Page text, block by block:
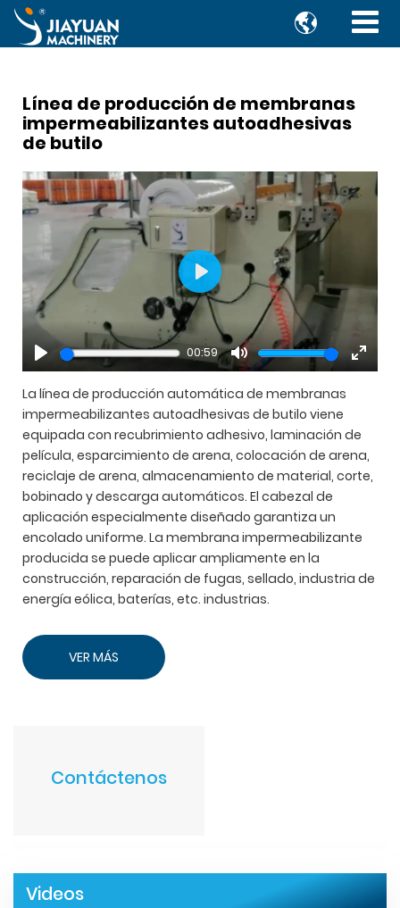

Línea de producción de membranas
impermeabilizantes autoadhesivas
de butilo
Play
00:59
Mute
Enter
Play
La línea de producción automática de membranas
impermeabilizantes autoadhesivas de butilo viene
equipada con recubrimiento adhesivo, laminación de
película, esparcimiento de arena, colocación de arena,
reciclaje de arena, almacenamiento de material, corte,
bobinado y descarga automáticos. El cabezal de
aplicación especialmente diseñado garantiza un
encolado uniforme. La membrana impermeabilizante
producida se puede aplicar ampliamente en la
construcción, reparación de fugas, sellado, industria de
energía eólica, baterías, etc. industrias.
VER MÁS
Contáctenos
Videos